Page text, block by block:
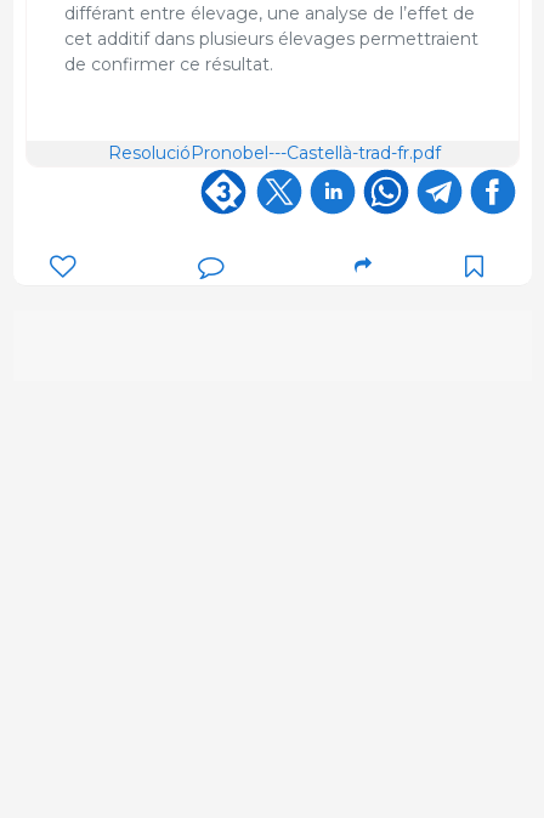
différant entre élevage, une analyse de l’effet de
cet additif dans plusieurs élevages permettraient
de confirmer ce résultat.
ResolucióPronobel---Castellà-trad-fr.pdf